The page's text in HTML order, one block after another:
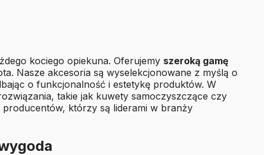
kociego opiekuna. Oferujemy szeroką gamę
Nasze akcesoria są wyselekcjonowane z myślą o
o funkcjonalność i estetykę produktów. W
takie jak kuwety samoczyszczące czy
którzy są liderami w branży